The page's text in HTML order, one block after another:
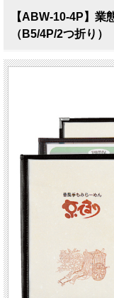
【ABW-10-4P】業
（B5/4P/2つ折り）